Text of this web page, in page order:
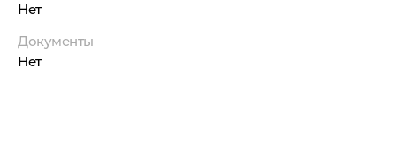
Нет
Документы
Нет